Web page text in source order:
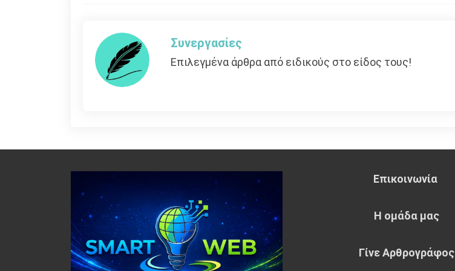
Συνεργασίες
Επιλεγμένα άρθρα από ειδικούς στο είδος τους!
Επικοινωνία
Η ομάδα μας
Γίνε Αρθρογράφος